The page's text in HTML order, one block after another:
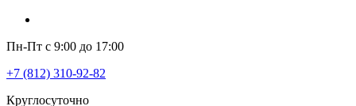
Пн-Пт с 9:00 до 17:00
+7 (812) 310-92-82
Круглосуточно